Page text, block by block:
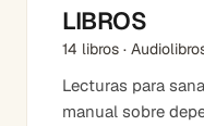
LIBROS
14 libros ·
Lecturas para
manual sobre